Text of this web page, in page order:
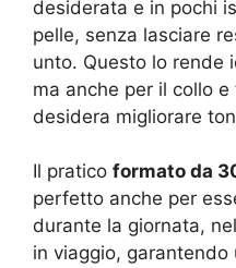
desiderata e in pochi
pelle, senza lasciare
unto. Questo lo rende
ma anche per il collo
desidera migliorare
Il pratico formato da
perfetto anche per
durante la giornata,
in viaggio, garantendo